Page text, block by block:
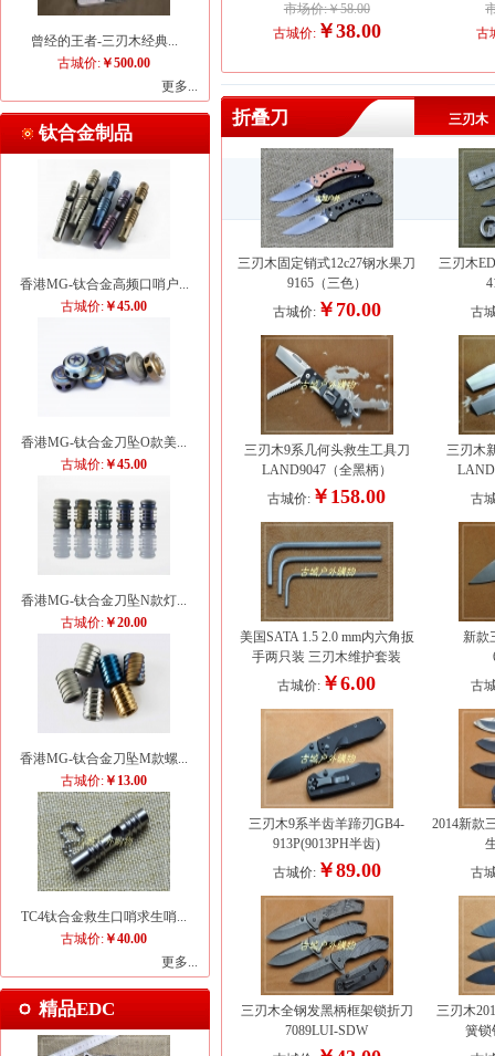
曾经的王者-三刃木经典...
古城价: ￥500.00
更多...
钛合金制品
香港MG-钛合金高频口哨户...
古城价: ￥45.00
香港MG-钛合金刀坠O款美...
古城价: ￥45.00
香港MG-钛合金刀坠N款灯...
古城价: ￥20.00
香港MG-钛合金刀坠M款螺...
古城价: ￥13.00
TC4钛合金救生口哨求生哨...
古城价: ￥40.00
更多...
精品EDC
市场价:￥58.00
古城价:￥38.00
古
折叠刀 三刃木
三刃木固定销式12c27钢水果刀
9165（三色）
古城价:￥70.00
三刃木
古
三刃木9系几何头救生工具刀
LAND9047（全黑柄）
古城价: ￥158.00
三刃木
LAND
古
美国SATA 1.5 2.0 mm内六角扳
手两只装 三刃木维护套装
古城价: ￥6.00
新款
古
三刃木9系半齿羊蹄刃GB4-
913P(9013PH半齿)
古城价:￥89.00
2014新款
古
三刃木全钢发黑柄框架锁折刀
7089LUI-SDW
三刃木
簧锁